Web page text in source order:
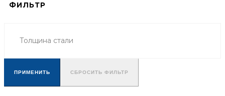
ФИЛЬТР
Толщина стали
ПРИМЕНИТЬ СБРОСИТЬ ФИЛЬТР